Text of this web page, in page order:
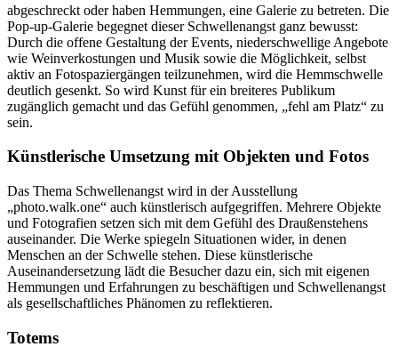
abgeschreckt oder haben Hemmungen, eine Galerie zu betreten. Die
Pop-up-Galerie begegnet dieser Schwellenangst ganz bewusst:
Durch die offene Gestaltung der Events, niederschwellige Angebote
wie Weinverkostungen und Musik sowie die Möglichkeit, selbst
aktiv an Fotospaziergängen teilzunehmen, wird die Hemmschwelle
deutlich gesenkt. So wird Kunst für ein breiteres Publikum
zugänglich gemacht und das Gefühl genommen, „fehl am Platz“ zu
sein.
Künstlerische Umsetzung mit Objekten und Fotos
Das Thema Schwellenangst wird in der Ausstellung
„photo.walk.one“ auch künstlerisch aufgegriffen. Mehrere Objekte
und Fotografien setzen sich mit dem Gefühl des Draußenstehens
auseinander. Die Werke spiegeln Situationen wider, in denen
Menschen an der Schwelle stehen. Diese künstlerische
Auseinandersetzung lädt die Besucher dazu ein, sich mit eigenen
Hemmungen und Erfahrungen zu beschäftigen und Schwellenangst
als gesellschaftliches Phänomen zu reflektieren.
Totems